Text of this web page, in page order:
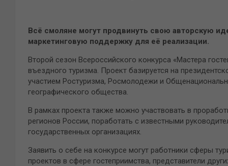
Всё смоляне могут продвинуть свою авторскую
маркетинговую поддержку для её реализации.
Второй сезон Всероссийского конкурса «Мастера
въездного туризма. Проект базируется на
участием Ростуризма, Росмолодежи и
географического общества.
В рамках проекта также можно участвовать в
регионов России, поработать с известными
государственных организациях.
Заявить о себе на конкурсе могут работники сферы
проектов в сфере гостеприимства, представители